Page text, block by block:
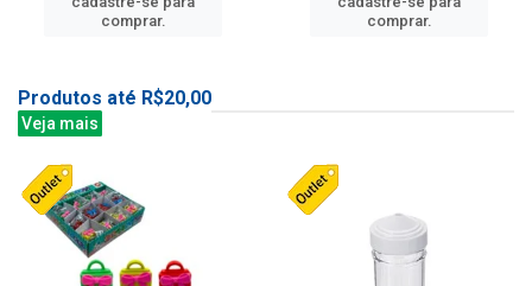
comprar.
comprar.
Produtos até R$20,00
Veja mais